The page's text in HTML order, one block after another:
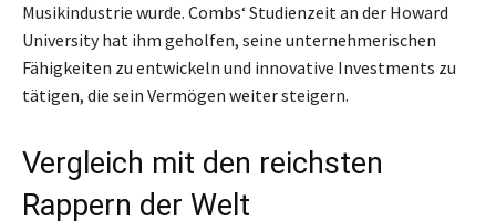
Musikindustrie wurde. Combs‘ Studienzeit an der Howard
University hat ihm geholfen, seine unternehmerischen
Fähigkeiten zu entwickeln und innovative Investments zu
tätigen, die sein Vermögen weiter steigern.
Vergleich mit den reichsten
Rappern der Welt